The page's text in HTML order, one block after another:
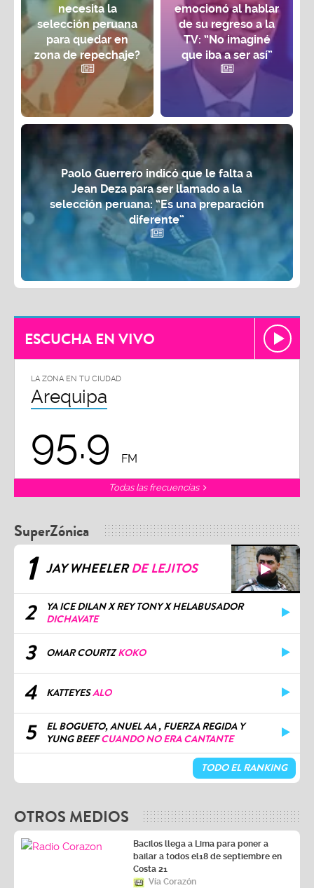
necesita la
selección peruana
para quedar en
zona de repechaje?
emocionó al hablar
de su regreso a la
TV: “No imaginé
que iba a ser así”
Paolo Guerrero indicó que le falta a
Jean Deza para ser llamado a la
selección peruana: “Es una preparación
diferente”
ESCUCHA EN VIVO
LA ZONA EN TU CIUDAD
Arequipa
95.9 FM
Todas las frecuencias
SuperZónica
1 JAY WHEELERDE LEJITOS
2
YA ICE DILAN X REY TONY X HELABUSADOR
DICHAVATE
3 OMAR COURTZKOKO
4 KATTEYESALO
5
EL BOGUETO, ANUEL AA , FUERZA REGIDA Y
YUNG BEEFCUANDO NO ERA CANTANTE
TODO EL RANKING
OTROS MEDIOS
Bacilos llega a Lima para poner a
bailar a todos el18 de septiembre en
Costa 21
Vía Corazón